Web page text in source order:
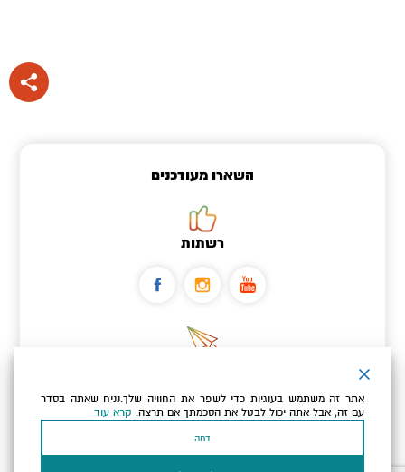
השארו מעודכנים
רשתות
כתובת הדוא"ל שלך
אני מאשר/ת שקראתי ומסכים/הלמדיניות הפרטיות ולמדיניות
אתר זה משתמש בעוגיות כדי לשפר את החוויה שלך.נניח שאתה בסדר
עם זה, אבל אתה יכול לבטל את הסכמתך אם תרצה. קרא עוד
דחה